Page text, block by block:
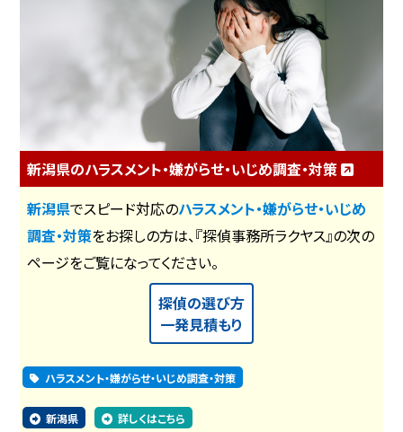
新潟県のハラスメント・嫌がらせ・いじめ調査・対策
新潟県でスピード対応のハラスメント・嫌がらせ・いじめ
調査・対策をお探しの方は、『探偵事務所ラクヤス』の次の
ページをご覧になってください。
探偵の選び方
一発見積もり
ハラスメント・嫌がらせ・いじめ調査・対策
新潟県 詳しくはこちら